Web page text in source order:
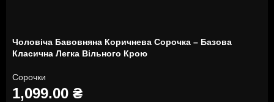
Чоловіча Бавовняна Коричнева Сорочка – Базова
Класична Легка Вільного Крою
Сорочки
1,099.00 ₴